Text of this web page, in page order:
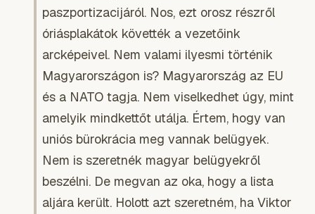
paszportizacijáról. Nos, ezt orosz részről
óriásplakátok követték a vezetőink
arcképeivel. Nem valami ilyesmi történik
Magyarországon is? Magyarország az EU
és a NATO tagja. Nem viselkedhet úgy, mint
amelyik mindkettőt utálja. Értem, hogy van
uniós bürokrácia meg vannak belügyek.
Nem is szeretnék magyar belügyekről
beszélni. De megvan az oka, hogy a lista
aljára került. Holott azt szeretném, ha Viktor